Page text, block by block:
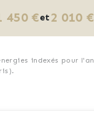
450 €et 2 010 €
indexés pour